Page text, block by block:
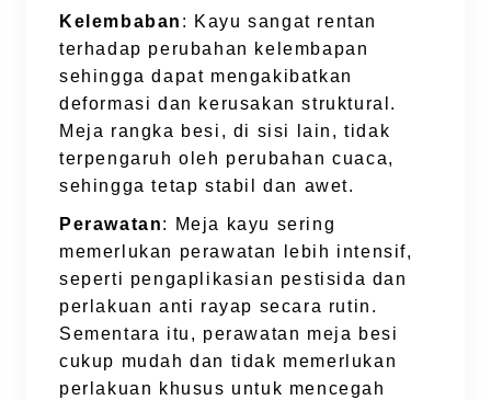
Kelembaban : Kayu sangat rentan
terhadap perubahan kelembapan
sehingga dapat mengakibatkan
deformasi dan kerusakan struktural.
Meja rangka besi, di sisi lain, tidak
terpengaruh oleh perubahan cuaca,
sehingga tetap stabil dan awet.
Perawatan: Meja kayu sering
memerlukan perawatan lebih intensif,
seperti pengaplikasian pestisida dan
perlakuan anti rayap secara rutin.
Sementara itu, perawatan meja besi
cukup mudah dan tidak memerlukan
perlakuan khusus untuk mencegah